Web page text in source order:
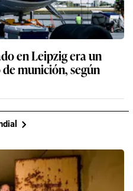
en Leipzig era un
munición, según